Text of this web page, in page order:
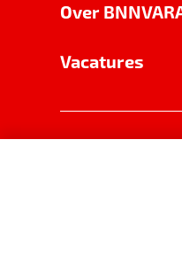
Over
Vacatures